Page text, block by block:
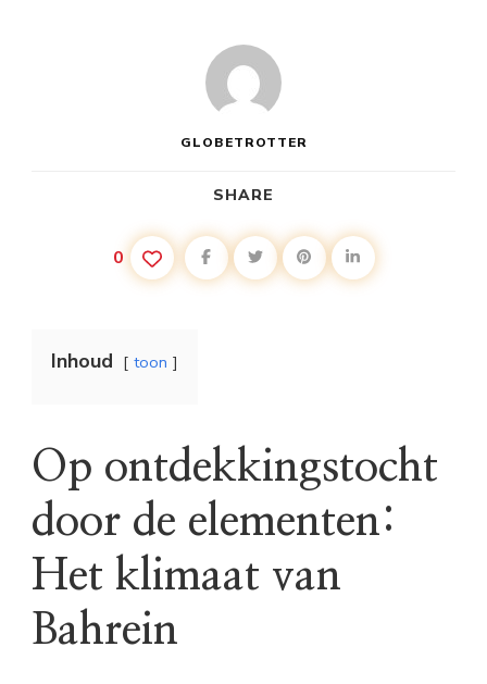
GLOBETROTTER
SHARE
0
Inhoud toon
Op ontdekkingstocht
door de elementen:
Het klimaat van
Bahrein